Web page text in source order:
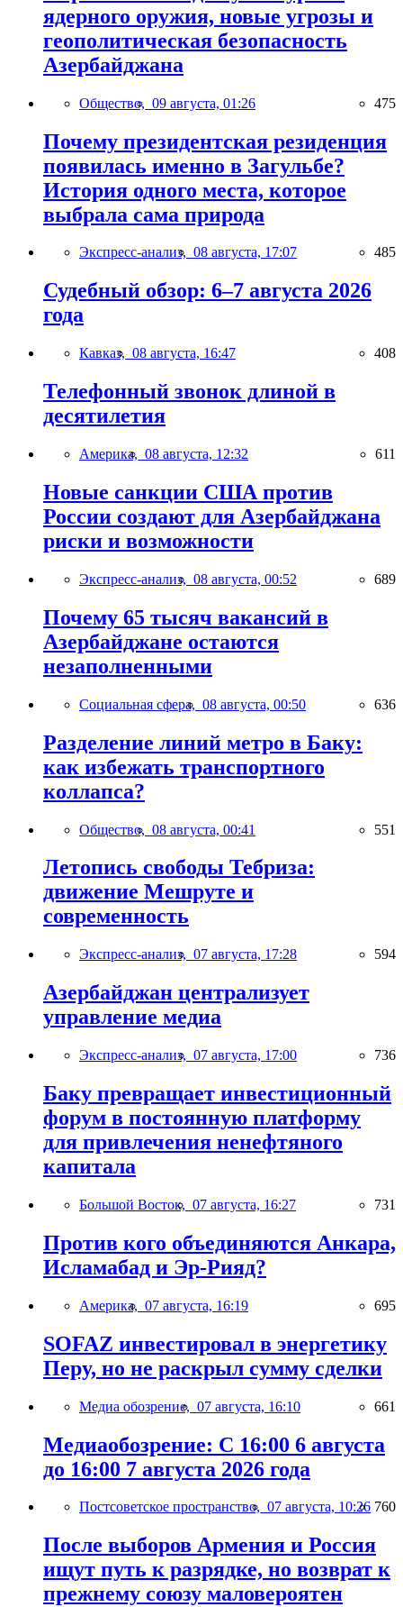
ядерного оружия, новые угрозы и
геополитическая безопасность
Азербайджана
Общество, 09 августа, 01:26 475
Почему президентская резиденция
появилась именно в Загульбе?
История одного места, которое
выбрала сама природа
Экспресс-анализ, 08 августа, 17:07 485
Судебный обзор: 6–7 августа 2026
года
Кавказ, 08 августа, 16:47 408
Телефонный звонок длиной в
десятилетия
Америка, 08 августа, 12:32 611
Новые санкции США против
России создают для Азербайджана
риски и возможности
Экспресс-анализ, 08 августа, 00:52 689
Почему 65 тысяч вакансий в
Азербайджане остаются
незаполненными
Социальная сфера, 08 августа, 00:50 636
Разделение линий метро в Баку:
как избежать транспортного
коллапса?
Общество, 08 августа, 00:41 551
Летопись свободы Тебриза:
движение Мешруте и
современность
Экспресс-анализ, 07 августа, 17:28 594
Азербайджан централизует
управление медиа
Экспресс-анализ, 07 августа, 17:00 736
Баку превращает инвестиционный
форум в постоянную платформу
для привлечения ненефтяного
капитала
Большой Восток, 07 августа, 16:27 731
Против кого объединяются Анкара,
Исламабад и Эр-Рияд?
Америка, 07 августа, 16:19 695
SOFAZ инвестировал в энергетику
Перу, но не раскрыл сумму сделки
Медиа обозрение, 07 августа, 16:10 661
Медиаобозрение: С 16:00 6 августа
до 16:00 7 августа 2026 года
Постсоветское пространство, 07 августа, 10:26 760
После выборов Армения и Россия
ищут путь к разрядке, но возврат к
прежнему союзу маловероятен